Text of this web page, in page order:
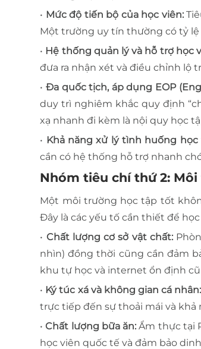
• Mức độ tiến bộ của học viên:
Một trường uy tín thường có tỷ
• Hệ thống quản lý và hỗ trợ học
đưa ra nhận xét và điều chỉnh lộ
• Đa quốc tịch, áp dụng EOP
duy trì nghiêm khắc quy định
xạ nhanh đi kèm là nội quy học
• Khả năng xử lý tình huống học
cần có hệ thống hỗ trợ nhanh
Nhóm tiêu chí thứ 2:
Một môi trường học tập tốt
Đây là các yếu tố cần thiết để
• Chất lượng cơ sở vật chất:
nhìn) đồng thời cũng cần đảm
khu tự học và internet ổn định
• Ký túc xá và không gian cá nhân:
trực tiếp đến sự thoải mái và khả
• Chất lượng bữa ăn: Ẩm thực tại
học viên quốc tế và đảm bảo